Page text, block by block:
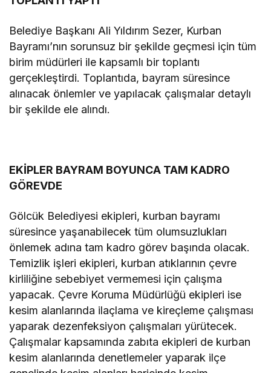
Belediye Başkanı Ali Yıldırım Sezer, Kurban
Bayramı’nın sorunsuz bir şekilde geçmesi için tüm
birim müdürleri ile kapsamlı bir toplantı
gerçekleştirdi. Toplantıda, bayram süresince
alınacak önlemler ve yapılacak çalışmalar detaylı
bir şekilde ele alındı.
EKİPLER BAYRAM BOYUNCA TAM KADRO
GÖREVDE
Gölcük Belediyesi ekipleri, kurban bayramı
süresince yaşanabilecek tüm olumsuzlukları
önlemek adına tam kadro görev başında olacak.
Temizlik işleri ekipleri, kurban atıklarının çevre
kirliliğine sebebiyet vermemesi için çalışma
yapacak. Çevre Koruma Müdürlüğü ekipleri ise
kesim alanlarında ilaçlama ve kireçleme çalışması
yaparak dezenfeksiyon çalışmaları yürütecek.
Çalışmalar kapsamında zabıta ekipleri de kurban
kesim alanlarında denetlemeler yaparak ilçe